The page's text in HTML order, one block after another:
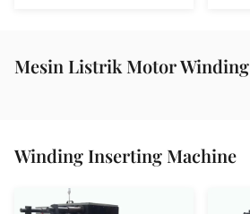
Mesin Listrik Motor Winding
Winding Inserting Machine